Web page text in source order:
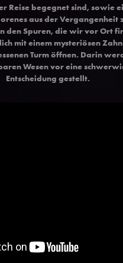
Reise begegnet sind, sowie
aus der Vergangenheit
den Spuren, die wir vor Ort
mit einem mysteriösen
Turm öffnen. Darin
Wesen vor eine
Entscheidung gestellt.